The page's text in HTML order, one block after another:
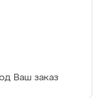
Ваш заказ